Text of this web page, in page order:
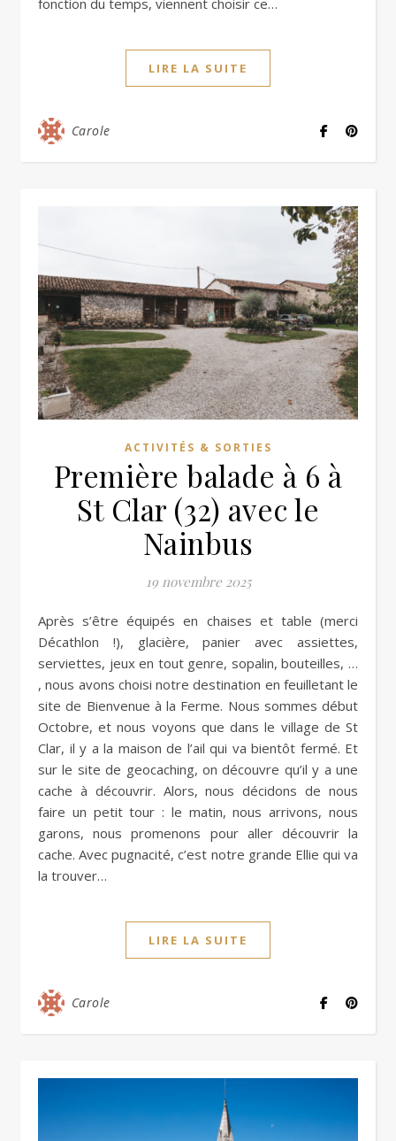
LIRE LA SUITE
Carole
ACTIVITÉS & SORTIES
Première balade à 6 à
St Clar (32) avec le
Nainbus
19 novembre 2025
Après s’être équipés en chaises et table (merci
Décathlon !), glacière, panier avec assiettes,
serviettes, jeux en tout genre, sopalin, bouteilles, …
, nous avons choisi notre destination en feuilletant le
site de Bienvenue à la Ferme. Nous sommes début
Octobre, et nous voyons que dans le village de St
Clar, il y a la maison de l’ail qui va bientôt fermé. Et
sur le site de geocaching, on découvre qu’il y a une
cache à découvrir. Alors, nous décidons de nous
faire un petit tour : le matin, nous arrivons, nous
garons, nous promenons pour aller découvrir la
cache. Avec pugnacité, c’est notre grande Ellie qui va
la trouver…
LIRE LA SUITE
Carole